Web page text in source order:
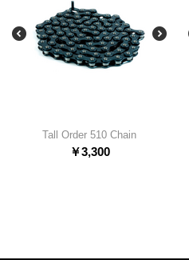
Tall Order 510 Chain
￥3,300